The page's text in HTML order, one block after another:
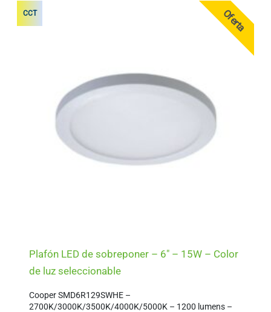
CCT Oferta
Plafón LED de sobreponer – 6″ – 15W – Color
de luz seleccionable
Cooper SMD6R129SWHE –
2700K/3000K/3500K/4000K/5000K – 1200 lumens –